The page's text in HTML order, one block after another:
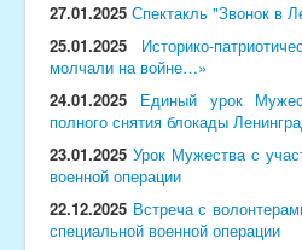
27.01.2025 Спектакль "Звонок в
25.01.2025
Историко-
молчали на войне…»
24.01.2025
Единый урок
полного снятия блокады
23.01.2025 Урок Мужества с
военной операции
22.12.2025 Встреча с
специальной военной операции